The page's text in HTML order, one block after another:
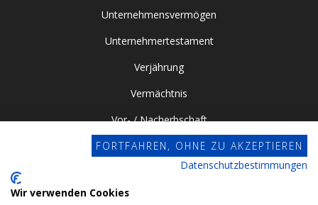
Unternehmensvermögen
Unternehmertestament
Verjährung
Vermächtnis
Vor- / Nacherbschaft
Vorsorgevollmacht
Zugewinngemeinschaft
FORTFAHREN, OHNE ZU AKZEPTIEREN
Datenschutzbestimmungen
Wir verwenden Cookies